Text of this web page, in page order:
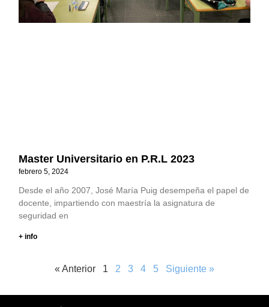
Master Universitario en P.R.L 2023
febrero 5, 2024
Desde el año 2007, José María Puig desempeña el papel de
docente, impartiendo con maestría la asignatura de
seguridad en
+ info
« Anterior 1 2 3 4 5 Siguiente »